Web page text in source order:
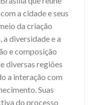
a cidade e seus
da criação
a diversidade e a
e composição
diversas regiões
a interação com
Suas
do processo